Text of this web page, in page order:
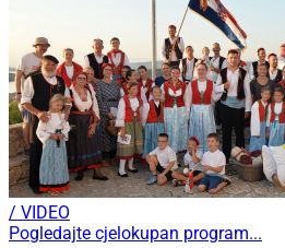
/ VIDEO
Pogledajte cjelokupan program...